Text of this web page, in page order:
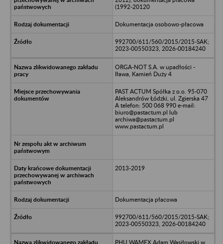
(1992-20120
Dokumentacja osobowo-płacowa
992700/611/560/2015/2015-SAK;
2023-00550323, 2026-00184240
ORGA-NOT S.A. w upadłości -
Iława, Kamień Duży 4
PAST ACTUM Spółka z o.o. 95-070
Aleksandrów Łódzki, ul. Zgierska 47
A telefon: 500 068 990 e-mail:
biuro@pastactum.pl lub
archiwa@pastactum.pl
www.pastactum.pl
2013-2019
Dokumentacja płacowa
992700/611/560/2015/2015-SAK;
2023-00550323, 2026-00184240
PHU WAMEX Adam Wasiłowski w